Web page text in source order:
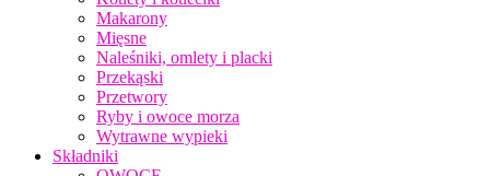
Makarony
Mięsne
Naleśniki, omlety i placki
Przekąski
Przetwory
Ryby i owoce morza
Wytrawne wypieki
Składniki